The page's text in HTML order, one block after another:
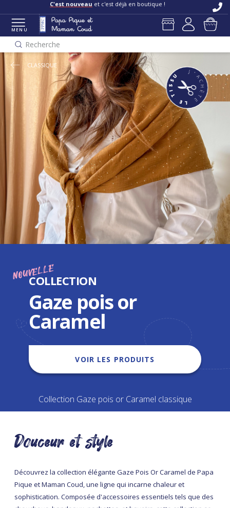
Livraisons et retours offertsen boutique
C'est nouveau et c'est déjà en boutique !
MENU
Recherche
CLASSIQUE
NOUVELLE
COLLECTION
Gaze pois or
Caramel
VOIR LES PRODUITS
Collection Gaze pois or Caramel classique
Douceur et style
Découvrez la collection élégante Gaze Pois Or Caramel de Papa
Pique et Maman Coud, une ligne qui incarne chaleur et
sophistication. Composée d'accessoires essentiels tels que des